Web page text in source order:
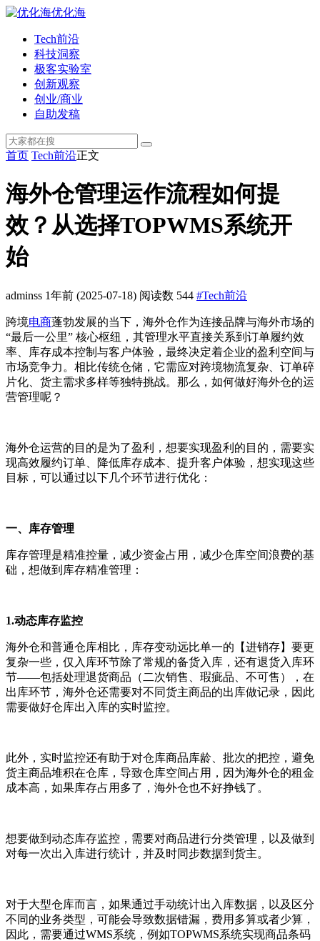
优化海
Tech前沿
科技洞察
极客实验室
创新观察
创业/商业
自助发稿
首页 Tech前沿正文
海外仓管理运作流程如何提
效？从选择TOPWMS系统开
始
adminss 1年前 (2025-07-18) 阅读数 544 #Tech前沿
跨境电商蓬勃发展的当下，海外仓作为连接品牌与海外市场的
“最后一公里” 核心枢纽，其管理水平直接关系到订单履约效
率、库存成本控制与客户体验，最终决定着企业的盈利空间与
市场竞争力。相比传统仓储，它需应对跨境物流复杂、订单碎
片化、货主需求多样等独特挑战。那么，如何做好海外仓的运
营管理呢？
海外仓运营的目的是为了盈利，想要实现盈利的目的，需要实
现高效履约订单、降低库存成本、提升客户体验，想实现这些
目标，可以通过以下几个环节进行优化：
一、库存管理
库存管理是精准控量，减少资金占用，减少仓库空间浪费的基
础，想做到库存精准管理：
1.动态库存监控
海外仓和普通仓库相比，库存变动远比单一的【进销存】要更
复杂一些，仅入库环节除了常规的备货入库，还有退货入库环
节——包括处理退货商品（二次销售、瑕疵品、不可售），在
出库环节，海外仓还需要对不同货主商品的出库做记录，因此
需要做好仓库出入库的实时监控。
此外，实时监控还有助于对仓库商品库龄、批次的把控，避免
货主商品堆积在仓库，导致仓库空间占用，因为海外仓的租金
成本高，如果库存占用多了，海外仓也不好挣钱了。
想要做到动态库存监控，需要对商品进行分类管理，以及做到
对每一次出入库进行统计，并及时同步数据到货主。
对于大型仓库而言，如果通过手动统计出入库数据，以及区分
不同的业务类型，可能会导致数据错漏，费用多算或者少算，
因此，需要通过WMS系统，例如TOPWMS系统实现商品条码